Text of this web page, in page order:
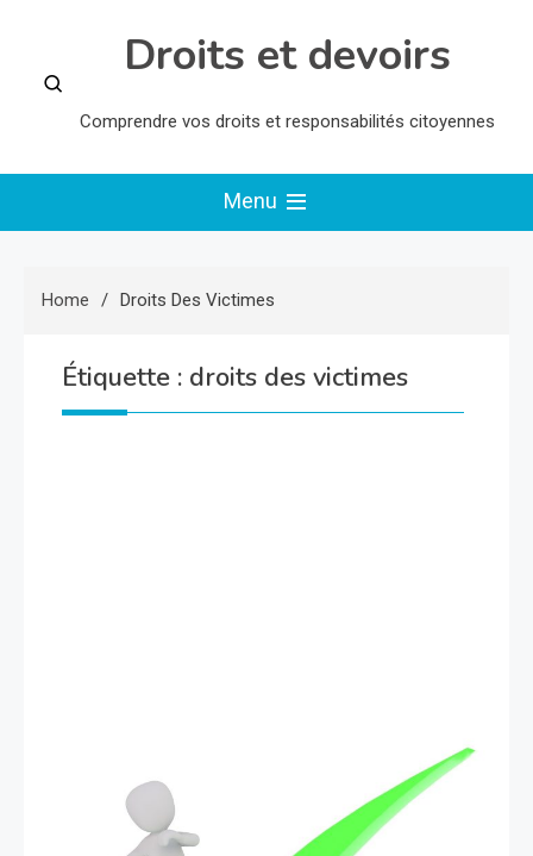
content
Droits et devoirs
Comprendre vos droits et responsabilités citoyennes
Menu
Home Droits Des Victimes
Étiquette : droits des victimes